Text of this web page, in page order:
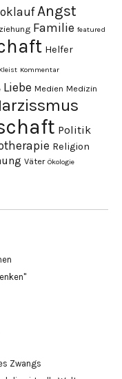
Angst
Familie featured
Helfer
Kleist Kommentar
Liebe Medien Medizin
Politik
Religion
Väter Ökologie
Zwangs